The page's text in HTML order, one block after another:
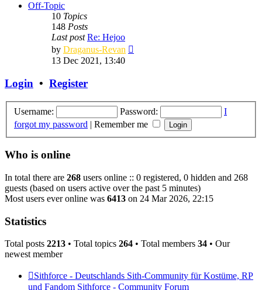
Off-Topic
10 Topics
148 Posts
Last post Re: Hejoo
by Draganus-Revan
13 Dec 2021, 13:40
Login • Register
Username: Password:
I
forgot my password | Remember me
Who is online
In total there are 268 users online :: 0 registered, 0 hidden and 268
guests (based on users active over the past 5 minutes)
Most users ever online was 6413 on 24 Mar 2026, 22:15
Statistics
Total posts 2213 • Total topics 264 • Total members 34 • Our
newest member
Sithforce - Deutschlands Sith-Community für Kostüme, RP
und Fandom Sithforce - Community Forum